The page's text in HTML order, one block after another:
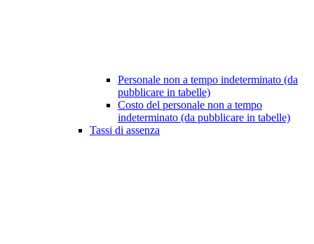
Personale non a tempo indeterminato (da
pubblicare in tabelle)
Costo del personale non a tempo
indeterminato (da pubblicare in tabelle)
Tassi di assenza